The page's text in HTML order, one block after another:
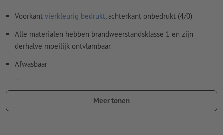
Voorkant vierkleurig bedrukt, achterkant onbedrukt (4/0)
Alle materialen hebben brandweerstandsklasse 1 en zijn
derhalve moeilijk ontvlambaar.
Afwasbaar
doek op een onderlinge afstand van ca 50 cm.
Zeilogen worden volgens leesrichting verwerkt
Meer tonen